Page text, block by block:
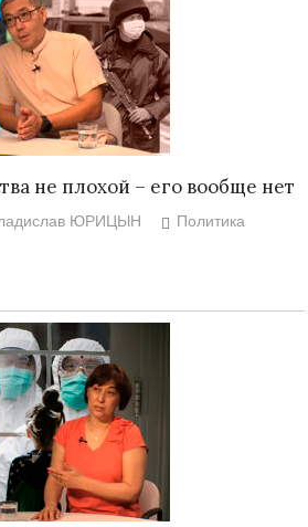
не плохой – его вообще нет
ЮРИЦЫН
Политика